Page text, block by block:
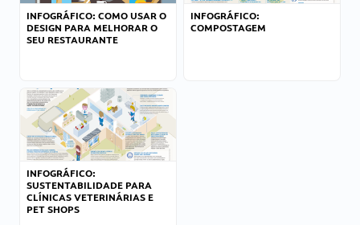
INFOGRÁFICO: COMO USAR O
DESIGN PARA MELHORAR O
SEU RESTAURANTE
INFOGRÁFICO:
COMPOSTAGEM
INFOGRÁFICO:
SUSTENTABILIDADE PARA
CLÍNICAS VETERINÁRIAS E
PET SHOPS